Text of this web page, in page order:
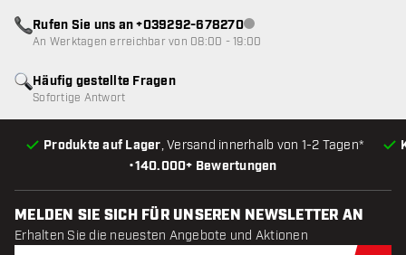
•140.000+ Bewertungen
Produkte auf Lager, Versand innerhalb von 1-2 Tagen*
Häufig gestellte Fragen
Sofortige Antwort
Rufen Sie uns an +039292-678270Kundenservice nicht
An Werktagen erreichbar von 08:00 - 19:00
MELDEN SIE SICH FÜR UNSEREN NEWSLETTER AN
Erhalten Sie die neuesten Angebote und Aktionen